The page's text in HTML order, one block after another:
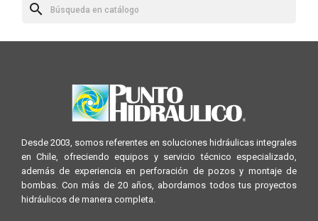
search
Desde 2003, somos referentes en soluciones hidráulicas integrales
en Chile, ofreciendo equipos y servicio técnico especializado,
además de experiencia en perforación de pozos y montaje de
bombas. Con más de 20 años, abordamos todos tus proyectos
hidráulicos de manera completa.